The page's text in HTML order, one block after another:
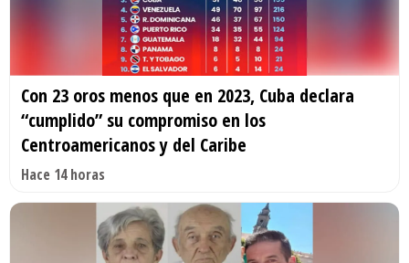
Con 23 oros menos que en 2023, Cuba declara
“cumplido” su compromiso en los
Centroamericanos y del Caribe
Hace 14 horas